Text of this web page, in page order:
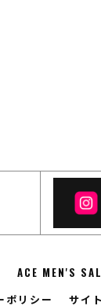
ACE MEN'S
ポリシー サイ